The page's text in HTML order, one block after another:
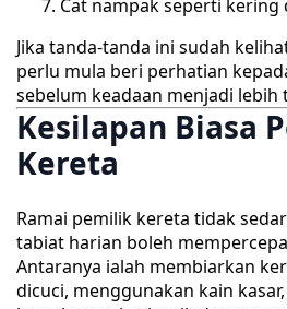
Cat nampak seperti kering
Jika tanda-tanda ini sudah
perlu mula beri perhatian
sebelum keadaan menjadi lebih
Kesilapan Biasa
Kereta
Ramai pemilik kereta tidak
tabiat harian boleh
Antaranya ialah membiarkan
dicuci, menggunakan kain